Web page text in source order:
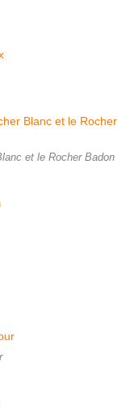
et le Rocher Badon